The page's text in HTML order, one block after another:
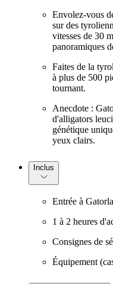
Envolez-vous
sur des
vitesses de 30
panoramiques
Faites de la
à plus de 500
tournant.
Anecdote :
d'alligators
génétique
yeux clairs.
Inclus
Entrée à
1 à 2 heures
Consignes de
Équipement